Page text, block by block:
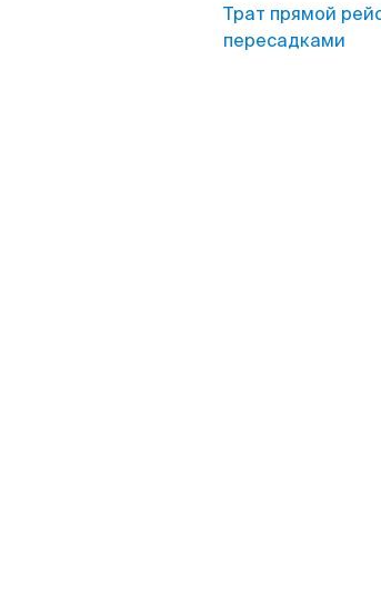
Трат прямой
пересадками